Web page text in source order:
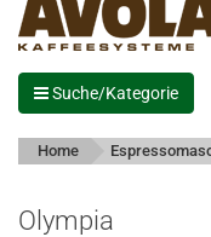
Suche/Kategorie
Home
Olympia